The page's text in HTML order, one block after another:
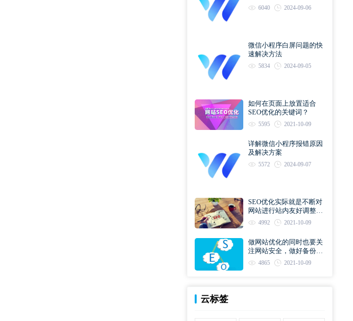
6040 2024-09-06
微信小程序白屏问题的快
速解决方法
5834 2024-09-05
如何在页面上放置适合
SEO优化的关键词？
5595 2021-10-09
详解微信小程序报错原因
及解决方案
5572 2024-09-07
SEO优化实际就是不断对
网站进行站内友好调整直
到符合优化规则
4992 2021-10-09
做网站优化的同时也要关
注网站安全，做好备份工
作 4865 2021-10-09
云标签